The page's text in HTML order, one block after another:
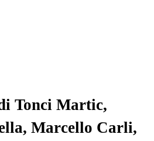
Tonci Martic,
Marcello Carli,